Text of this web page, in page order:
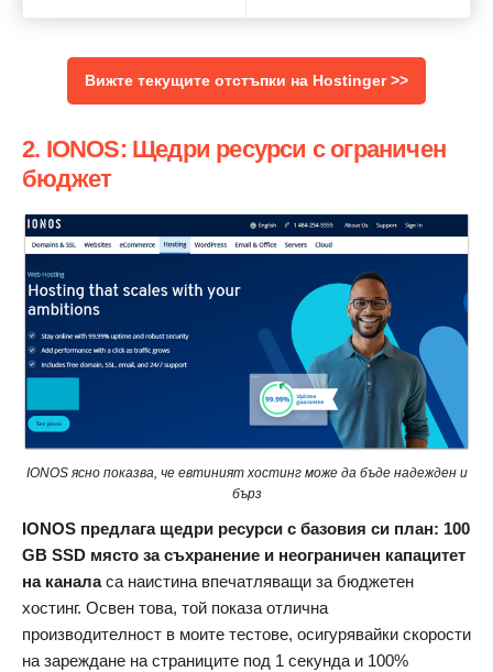
Вижте текущите отстъпки на Hostinger >>
2. IONOS: Щедри ресурси с ограничен
бюджет
IONOS ясно показва, че евтиният хостинг може да бъде надежден и
бърз
IONOS предлага щедри ресурси с базовия си план: 100
GB SSD място за съхранение и неограничен капацитет
на каналаса наистина впечатляващи за бюджетен
хостинг. Освен това, той показа отлична
производителност в моите тестове, осигурявайки скорости
на зареждане на страниците под 1 секунда и 100%